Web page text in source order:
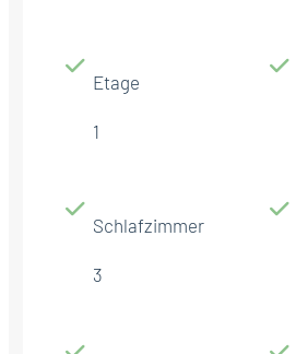
Etage
1
Schlafzimmer
3